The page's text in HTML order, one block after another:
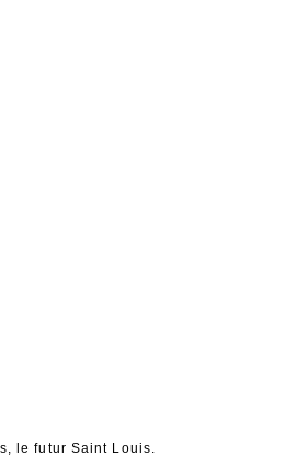
le futur Saint Louis.